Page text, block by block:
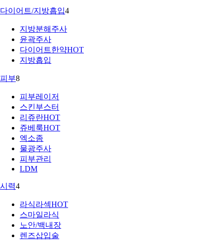
다이어트/지방흡입4
지방분해주사
윤곽주사
다이어트한약HOT
지방흡입
피부8
피부레이저
스킨부스터
리쥬란HOT
쥬베룩HOT
엑소좀
물광주사
피부관리
LDM
시력4
라식라섹HOT
스마일라식
노안/백내장
렌즈삽입술